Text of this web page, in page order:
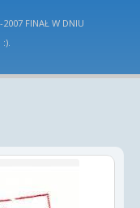
FINAŁ W DNIU
:).